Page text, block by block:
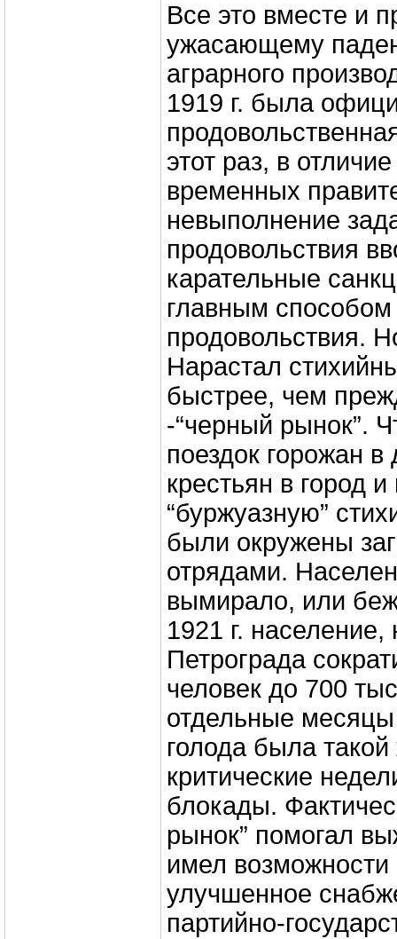
Все это вместе и
ужасающему
аграрного
1919 г. была
этот раз, в
временных
невыполнение
продовольствия
карательные
главным
продовольствия.
Нарастал
быстрее, чем
-“черный рынок”.
поездок горожан
крестьян в город и
“буржуазную”
были окружены
отрядами.
вымирало, или
1921 г.
Петрограда
человек до 700
отдельные месяцы
голода была
критические
блокады.
рынок” помогал
имел возможности
улучшенное
партийно-